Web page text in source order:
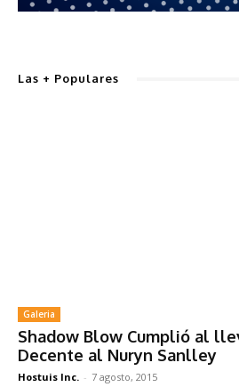
Las + Populares
Galeria
Shadow Blow Cumplió al
Decente al Nuryn Sanlley
Hostuis Inc. - 7 agosto, 2015